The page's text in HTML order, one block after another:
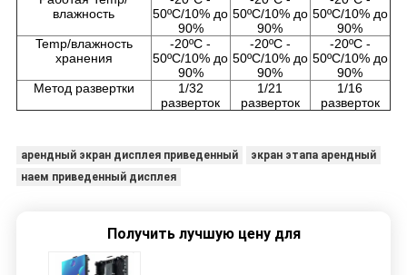
влажность
50ºC/10% до
90%
50ºC/10% до
90%
50ºC/10% до
90%
Temp/влажность
хранения
-20ºC -
50ºC/10% до
90%
-20ºC -
50ºC/10% до
90%
-20ºC -
50ºC/10% до
90%
Метод развертки
1/32
разверток
1/21
разверток
1/16
разверток
арендный экран дисплея приведенный
экран этапа арендный
наем приведенный дисплея
Получить лучшую цену для